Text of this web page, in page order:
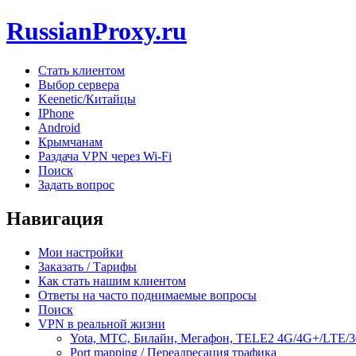
RussianProxy.ru
Стать клиентом
Выбор сервера
Keenetic/Китайцы
IPhone
Android
Крымчанам
Раздача VPN через Wi-Fi
Поиск
Задать вопрос
Навигация
Мои настройки
Заказать / Тарифы
Как стать нашим клиентом
Ответы на часто поднимаемые вопросы
Поиск
VPN в реальной жизни
Yota, МТС, Билайн, Мегафон, TELE2 4G/4G+/LTE/
Port mapping / Переадресация трафика